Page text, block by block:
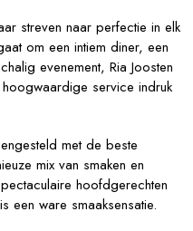
streven naar perfectie in elk
om een intiem diner, een
evenement, Ria Joosten
service indruk
met de beste
mix van smaken en
hoofdgerechten
een ware smaaksensatie.